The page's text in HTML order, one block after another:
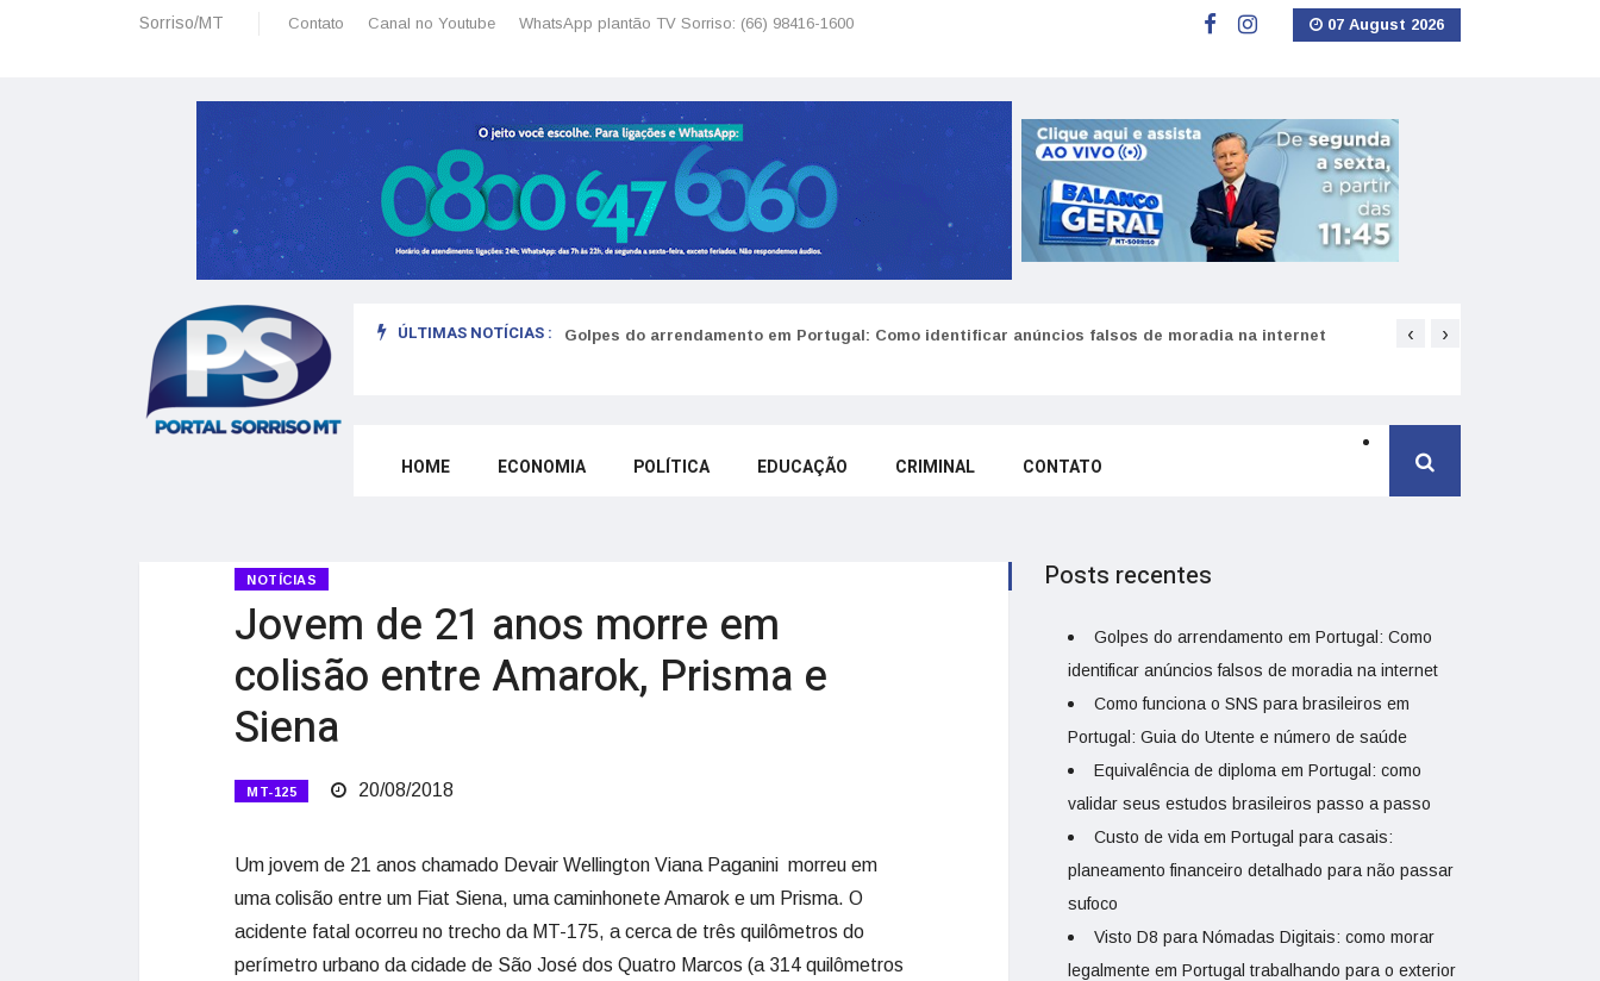
Sorriso/MT Contato Canal no Youtube WhatsApp plantão TV Sorriso: (66) 98416-1600 07 August 2026
ÚLTIMAS NOTÍCIAS :
morar legalmente em Portugal trabalhando para o exterior Golpes do arrendamento em Portugal: Como identificar anúncios falsos de moradia na internet Como funciona o SNS
‹ ›
HOME ECONOMIA POLÍTICA EDUCAÇÃO CRIMINAL CONTATO
NOTÍCIAS
Jovem de 21 anos morre em
colisão entre Amarok, Prisma e
Siena
MT-125 20/08/2018
Um jovem de 21 anos chamado Devair Wellington Viana Paganini morreu em
uma colisão entre um Fiat Siena, uma caminhonete Amarok e um Prisma. O
acidente fatal ocorreu no trecho da MT-175, a cerca de três quilômetros do
perímetro urbano da cidade de São José dos Quatro Marcos (a 314 quilômetros
Posts recentes
Golpes do arrendamento em Portugal: Como
identificar anúncios falsos de moradia na internet
Como funciona o SNS para brasileiros em
Portugal: Guia do Utente e número de saúde
Equivalência de diploma em Portugal: como
validar seus estudos brasileiros passo a passo
Custo de vida em Portugal para casais:
planeamento financeiro detalhado para não passar
sufoco
Visto D8 para Nómadas Digitais: como morar
legalmente em Portugal trabalhando para o exterior